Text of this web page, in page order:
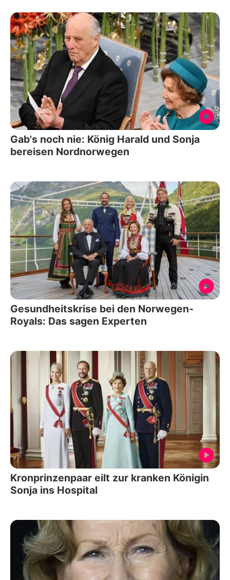
Gab's noch nie: König Harald und Sonja
bereisen Nordnorwegen
Gesundheitskrise bei den Norwegen-
Royals: Das sagen Experten
Kronprinzenpaar eilt zur kranken Königin
Sonja ins Hospital